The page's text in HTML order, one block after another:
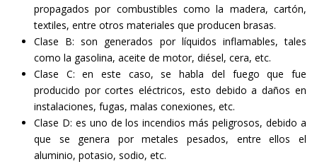
propagados por combustibles como la madera, cartón,
textiles, entre otros materiales que producen brasas.
Clase B: son generados por líquidos inflamables, tales
como la gasolina, aceite de motor, diésel, cera, etc.
Clase C: en este caso, se habla del fuego que fue
producido por cortes eléctricos, esto debido a daños en
instalaciones, fugas, malas conexiones, etc.
Clase D: es uno de los incendios más peligrosos, debido a
que se genera por metales pesados, entre ellos el
aluminio, potasio, sodio, etc.